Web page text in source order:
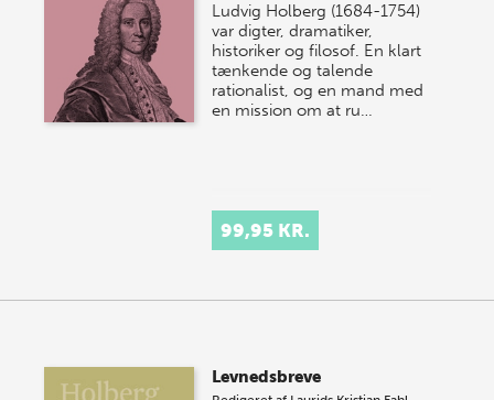
Ludvig Holberg (1684-1754)
var digter, dramatiker,
historiker og filosof. En klart
tænkende og talende
rationalist, og en mand med
en mission om at ru…
99,95 KR.
Levnedsbreve